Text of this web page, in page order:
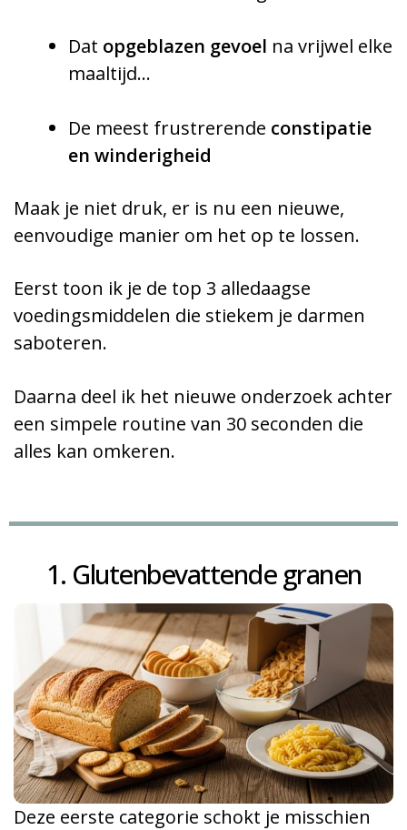
Dat opgeblazen gevoel na vrijwel elke
maaltijd…
De meest frustrerende constipatie
en winderigheid
Maak je niet druk, er is nu een nieuwe,
eenvoudige manier om het op te lossen.
Eerst toon ik je de top 3 alledaagse
voedingsmiddelen die stiekem je darmen
saboteren.
Daarna deel ik het nieuwe onderzoek achter
een simpele routine van 30 seconden die
alles kan omkeren.
1. Glutenbevattende granen
Deze eerste categorie schokt je misschien